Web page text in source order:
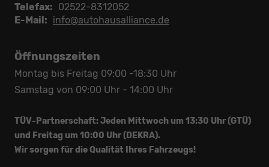
Telefax: 02522-8312052
E-Mail: info@autohausalliance.de
Öffnungszeiten
Montag bis Freitag 09:00 -18:30 Uhr
Samstag von 09:00 Uhr - 14:00 Uhr
TÜV-Partnerschaft: Jeden Mittwoch um 13:30 Uhr (GTÜ)
und Freitag um 10:00 Uhr (DEKRA).
Wir sorgen für die Qualität Ihres Fahrzeugs!